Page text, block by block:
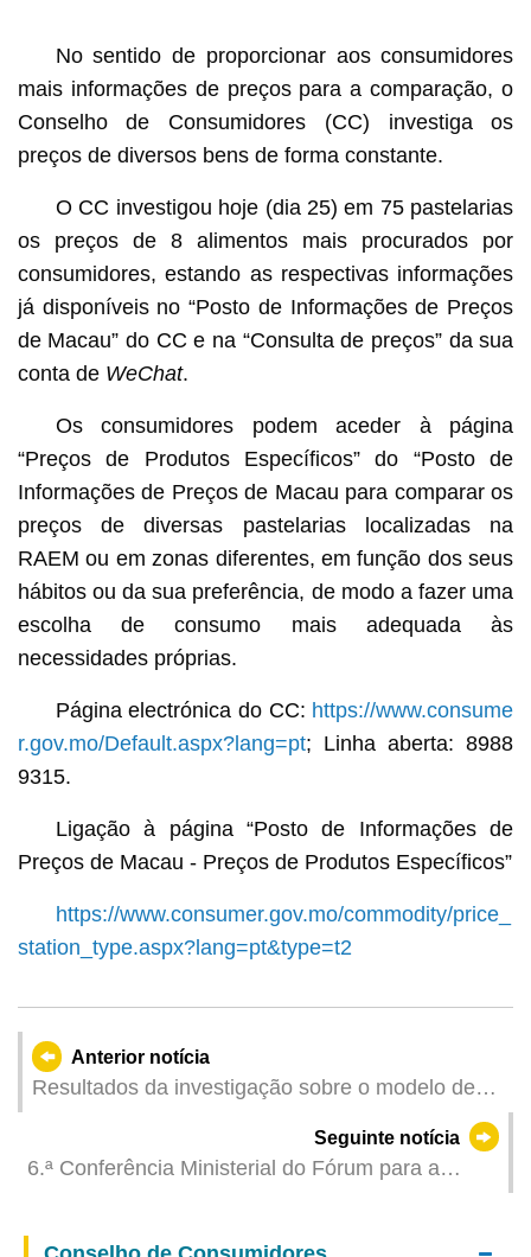
No sentido de proporcionar aos consumidores
mais informações de preços para a comparação, o
Conselho de Consumidores (CC) investiga os
preços de diversos bens de forma constante.
O CC investigou hoje (dia 25) em 75 pastelarias
os preços de 8 alimentos mais procurados por
consumidores, estando as respectivas informações
já disponíveis no “Posto de Informações de Preços
de Macau” do CC e na “Consulta de preços” da sua
conta de WeChat.
Os consumidores podem aceder à página
“Preços de Produtos Específicos” do “Posto de
Informações de Preços de Macau para comparar os
preços de diversas pastelarias localizadas na
RAEM ou em zonas diferentes, em função dos seus
hábitos ou da sua preferência, de modo a fazer uma
escolha de consumo mais adequada às
necessidades próprias.
Página electrónica do CC: https://www.consume
r.gov.mo/Default.aspx?lang=pt; Linha aberta: 8988
9315.
Ligação à página “Posto de Informações de
Preços de Macau - Preços de Produtos Específicos”
https://www.consumer.gov.mo/commodity/price_
station_type.aspx?lang=pt&type=t2
Anterior notícia
Resultados da investigação sobre o modelo de
pensamento de crescimento desenvolvida pelos
académicos da UPM promovem a inovação no
ensino de línguas estrangeiras
Seguinte notícia
6.ª Conferência Ministerial do Fórum para a